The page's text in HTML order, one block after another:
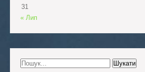
31
« Лип